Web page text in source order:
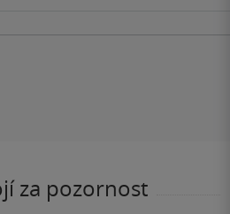
za pozornost